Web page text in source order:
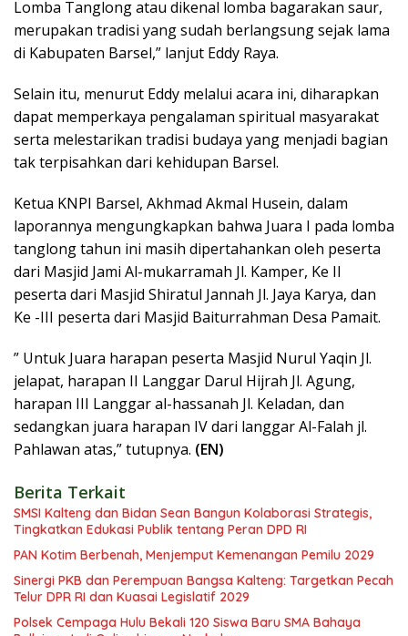
Lomba Tanglong atau dikenal lomba bagarakan saur,
merupakan tradisi yang sudah berlangsung sejak lama
di Kabupaten Barsel,” lanjut Eddy Raya.
Selain itu, menurut Eddy melalui acara ini, diharapkan
dapat memperkaya pengalaman spiritual masyarakat
serta melestarikan tradisi budaya yang menjadi bagian
tak terpisahkan dari kehidupan Barsel.
Ketua KNPI Barsel, Akhmad Akmal Husein, dalam
laporannya mengungkapkan bahwa Juara I pada lomba
tanglong tahun ini masih dipertahankan oleh peserta
dari Masjid Jami Al-mukarramah Jl. Kamper, Ke II
peserta dari Masjid Shiratul Jannah Jl. Jaya Karya, dan
Ke -III peserta dari Masjid Baiturrahman Desa Pamait.
” Untuk Juara harapan peserta Masjid Nurul Yaqin Jl.
jelapat, harapan II Langgar Darul Hijrah Jl. Agung,
harapan III Langgar al-hassanah Jl. Keladan, dan
sedangkan juara harapan IV dari langgar Al-Falah jl.
Pahlawan atas,” tutupnya. (EN)
Berita Terkait
SMSI Kalteng dan Bidan Sean Bangun Kolaborasi Strategis,
Tingkatkan Edukasi Publik tentang Peran DPD RI
PAN Kotim Berbenah, Menjemput Kemenangan Pemilu 2029
Sinergi PKB dan Perempuan Bangsa Kalteng: Targetkan Pecah
Telur DPR RI dan Kuasai Legislatif 2029
Polsek Cempaga Hulu Bekali 120 Siswa Baru SMA Bahaya